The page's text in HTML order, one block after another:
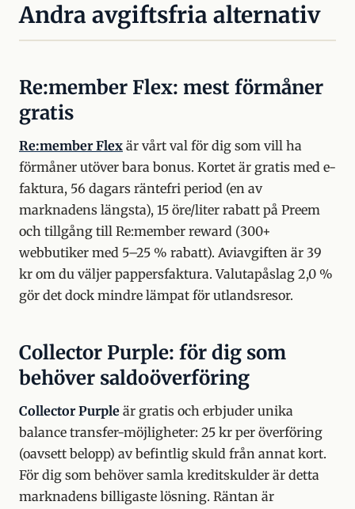
Andra avgiftsfria alternativ
Re:member Flex: mest förmåner
gratis
Re:member Flex är vårt val för dig som vill ha
förmåner utöver bara bonus. Kortet är gratis med e-
faktura, 56 dagars räntefri period (en av
marknadens längsta), 15 öre/liter rabatt på Preem
och tillgång till Re:member reward (300+
webbutiker med 5–25 % rabatt). Aviavgiften är 39
kr om du väljer pappersfaktura. Valutapåslag 2,0 %
gör det dock mindre lämpat för utlandsresor.
Collector Purple: för dig som
behöver saldoöverföring
Collector Purple är gratis och erbjuder unika
balance transfer-möjligheter: 25 kr per överföring
(oavsett belopp) av befintlig skuld från annat kort.
För dig som behöver samla kreditskulder är detta
marknadens billigaste lösning. Räntan är